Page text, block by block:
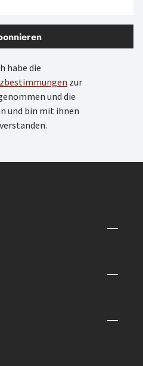
habe die
zur
und die
und bin mit ihnen